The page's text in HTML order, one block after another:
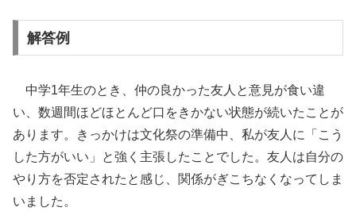
解答例
中学1年生のとき、仲の良かった友人と意見が食い違
い、数週間ほどほとんど口をきかない状態が続いたことが
あります。きっかけは文化祭の準備中、私が友人に「こう
した方がいい」と強く主張したことでした。友人は自分の
やり方を否定されたと感じ、関係がぎこちなくなってしま
いました。